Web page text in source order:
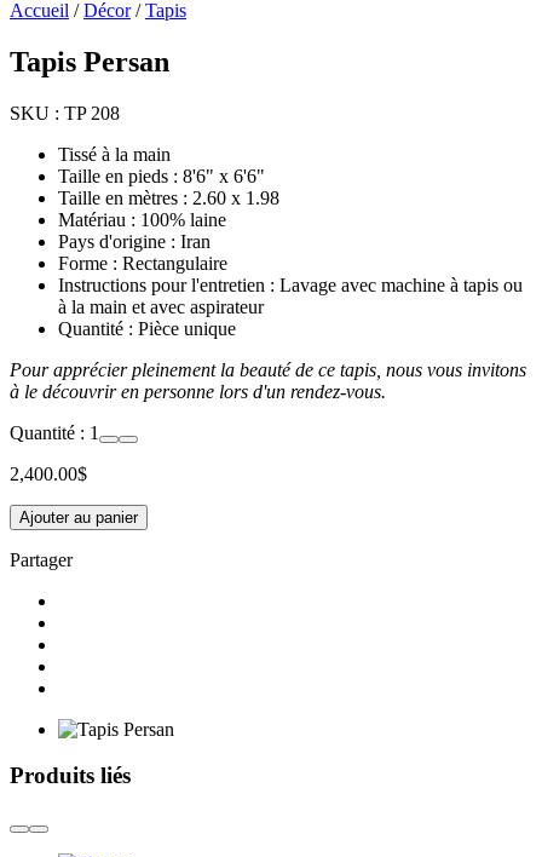
Accueil /Décor/Tapis
Tapis Persan
SKU : TP 208
Tissé à la main
Taille en pieds : 8'6" x 6'6"
Taille en mètres : 2.60 x 1.98
Matériau : 100% laine
Pays d'origine : Iran
Forme : Rectangulaire
Instructions pour l'entretien : Lavage avec machine à tapis ou
à la main et avec aspirateur
Quantité : Pièce unique
Pour apprécier pleinement la beauté de ce tapis, nous vous invitons
à le découvrir en personne lors d'un rendez-vous.
Quantité : 1
2,400.00$
Ajouter au panier
Partager
Produits liés